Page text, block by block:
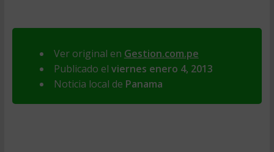
Ver original en Gestion.com.pe
Publicado el viernes enero 4, 2013
Noticia local de Panama